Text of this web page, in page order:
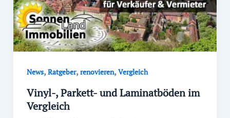
News,Ratgeber,renovieren,Vergleich
Vinyl-, Parkett- und Laminatböden im
Vergleich